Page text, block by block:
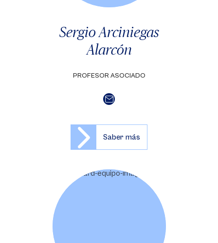
Sergio Arciniegas
Alarcón
PROFESOR ASOCIADO
Saber más